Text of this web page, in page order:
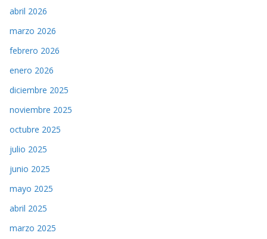
abril 2026
marzo 2026
febrero 2026
enero 2026
diciembre 2025
noviembre 2025
octubre 2025
julio 2025
junio 2025
mayo 2025
abril 2025
marzo 2025